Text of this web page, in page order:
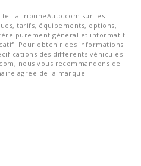
LaTribuneAuto.com sur les
tarifs, équipements, options,
purement général et informatif
Pour obtenir des informations
des différents véhicules
nous vous recommandons de
agréé de la marque.